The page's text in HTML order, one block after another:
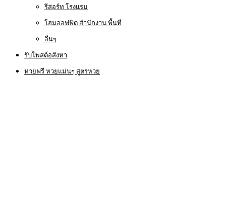
รีสอร์ท โรงแรม
โฮมออฟฟิต สำนักงาน พื้นที่
อื่นๆ
รับโพสต์อสังหา
หวยฟรี หวยแม่นๆ สูตรหวย